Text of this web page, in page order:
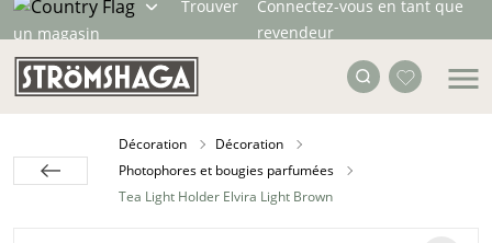
Trouver
un magasin
Connectez-vous en tant que
revendeur
Décoration
Décoration
Photophores et bougies parfumées
Tea Light Holder Elvira Light Brown